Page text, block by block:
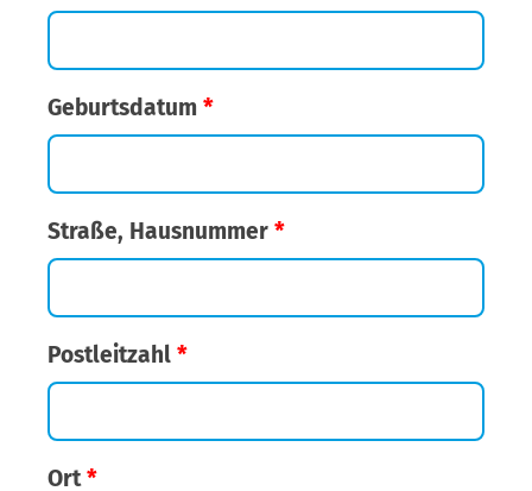
Geburtsdatum *
Straße, Hausnummer *
Postleitzahl *
Ort*